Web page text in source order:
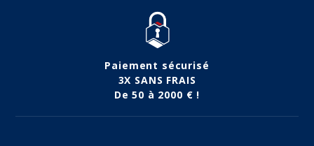
Paiement sécurisé
3X SANS FRAIS
De 50 à 2000 € !